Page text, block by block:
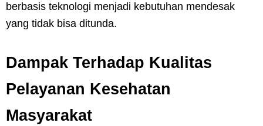
berbasis teknologi menjadi kebutuhan mendesak
yang tidak bisa ditunda.
Dampak Terhadap Kualitas
Pelayanan Kesehatan
Masyarakat